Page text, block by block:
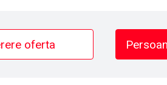
oferta